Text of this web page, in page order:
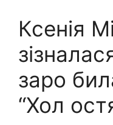
Ксенія
заро
“Хол